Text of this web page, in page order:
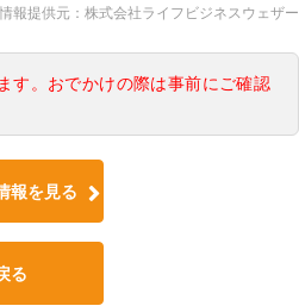
報提供元：株式会社ライフビジネスウェザー
す。おでかけの際は事前にご確認
報を見る
る